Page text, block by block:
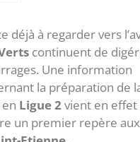
déjà à regarder vers
continuent de
Une information
la préparation de
Ligue 2 vient en effet
un premier repère aux